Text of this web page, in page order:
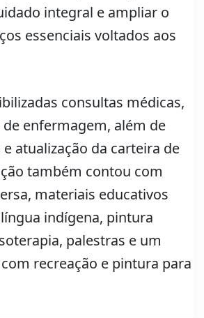
integral e ampliar o
essenciais voltados aos
consultas médicas,
enfermagem, além de
atualização da carteira de
também contou com
materiais educativos
indígena, pintura
palestras e um
recreação e pintura para